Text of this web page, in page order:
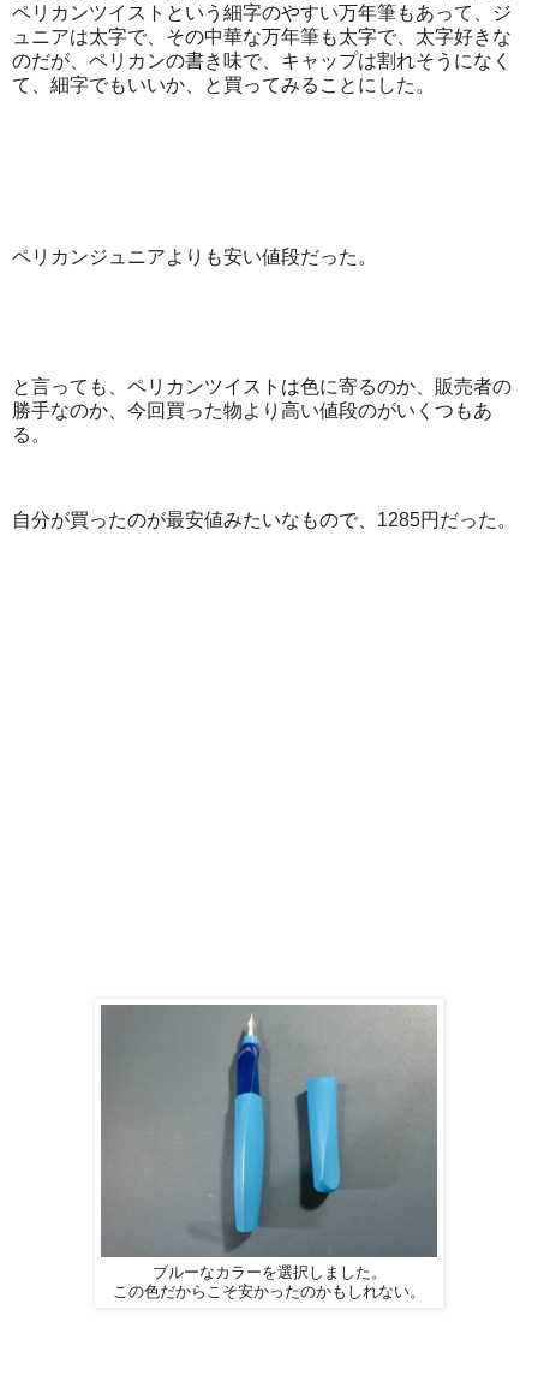
ペリカンツイストという細字のやすい万年筆もあって、ジ
ュニアは太字で、その中華な万年筆も太字で、太字好きな
のだが、ペリカンの書き味で、キャップは割れそうになく
て、細字でもいいか、と買ってみることにした。
ペリカンジュニアよりも安い値段だった。
と言っても、ペリカンツイストは色に寄るのか、販売者の
勝手なのか、今回買った物より高い値段のがいくつもあ
る。
自分が買ったのが最安値みたいなもので、1285円だった。
ブルーなカラーを選択しました。
この色だからこそ安かったのかもしれない。